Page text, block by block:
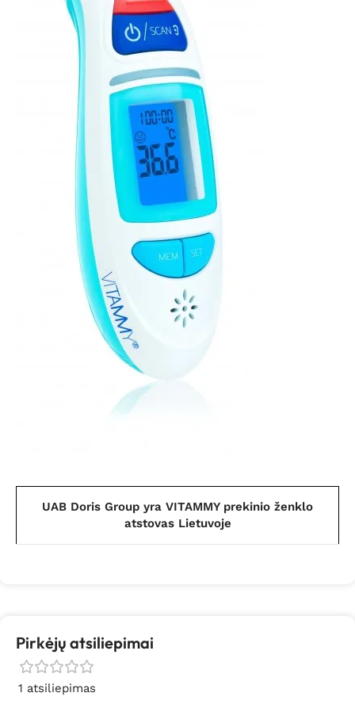
UAB Doris Group yra VITAMMY prekinio ženklo
atstovas Lietuvoje
Pirkėjų atsiliepimai
1 atsiliepimas